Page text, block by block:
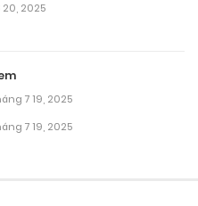
2025
7 19, 2025
7 19, 2025